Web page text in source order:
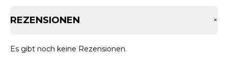
REZENSIONEN +
Es gibt noch keine Rezensionen.